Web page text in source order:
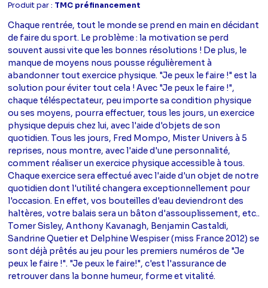
Produit par : TMC préfinancement
Chaque rentrée, tout le monde se prend en main en décidant
de faire du sport. Le problème : la motivation se perd
souvent aussi vite que les bonnes résolutions ! De plus, le
manque de moyens nous pousse régulièrement à
abandonner tout exercice physique. "Je peux le faire !" est la
solution pour éviter tout cela ! Avec "Je peux le faire !",
chaque téléspectateur, peu importe sa condition physique
ou ses moyens, pourra effectuer, tous les jours, un exercice
physique depuis chez lui, avec l'aide d'objets de son
quotidien. Tous les jours, Fred Mompo, Mister Univers à 5
reprises, nous montre, avec l'aide d'une personnalité,
comment réaliser un exercice physique accessible à tous.
Chaque exercice sera effectué avec l'aide d'un objet de notre
quotidien dont l'utilité changera exceptionnellement pour
l'occasion. En effet, vos bouteilles d'eau deviendront des
haltères, votre balais sera un bâton d'assouplissement, etc..
Tomer Sisley, Anthony Kavanagh, Benjamin Castaldi,
Sandrine Quetier et Delphine Wespiser (miss France 2012) se
sont déjà prêtés au jeu pour les premiers numéros de "Je
peux le faire !". "Je peux le faire!", c'est l'assurance de
retrouver dans la bonne humeur, forme et vitalité.